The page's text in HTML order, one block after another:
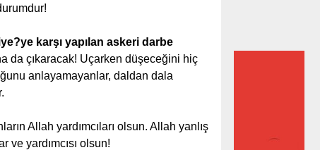
karşı yapılan askeri darbe
da çıkaracak! Uçarken düşeceğini hiç
anlayamayanlar, daldan dala
Allah yardımcıları olsun. Allah yanlış
yardımcısı olsun!